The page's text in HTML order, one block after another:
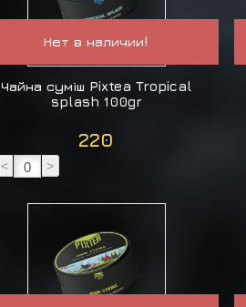
Нет в наличии!
Чайна суміш Pixtea Tropical
splash 100gr
220
< >